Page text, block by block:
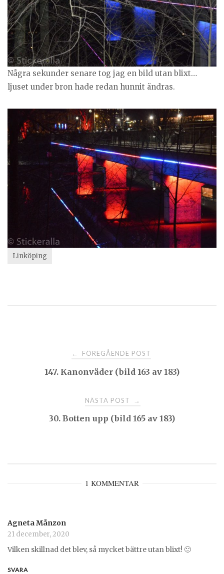
Några sekunder senare tog jag en bild utan blixt…
ljuset under bron hade redan hunnit ändras.
Linköping
navigation
← FÖREGÅENDE POST
147. Kanonväder (bild 163 av 183)
NÄSTA POST →
30. Botten upp (bild 165 av 183)
1 KOMMENTAR
Agneta Månzon
21 december, 2020
Vilken skillnad det blev, så mycket bättre utan blixt! 🙂
SVARA